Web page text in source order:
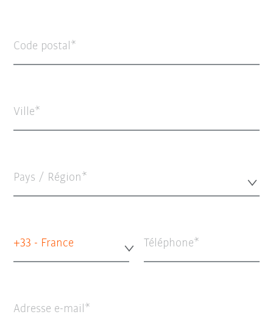
Code postal
Ville
Pays / Région*
+33 - France Téléphone
Adresse e-mail